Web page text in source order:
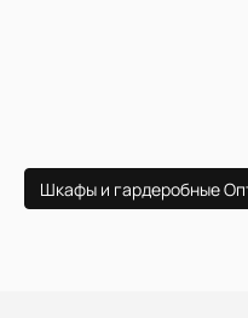
Шкафы и гардеробные